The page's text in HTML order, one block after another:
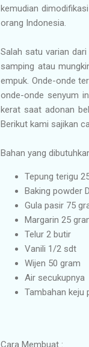
kemudian
orang Indonesia.
Salah satu varian
samping atau
empuk. Onde-onde
onde-onde senyum
kerat saat adonan
Berikut kami sajikan
Bahan yang
Tepung terigu
Baking powder
Gula pasir 75
Margarin 25
Telur 2 butir
Vanili 1/2 sdt
Wijen 50 gram
Air secukupnya
Tambahan keju
Cara Membuat :